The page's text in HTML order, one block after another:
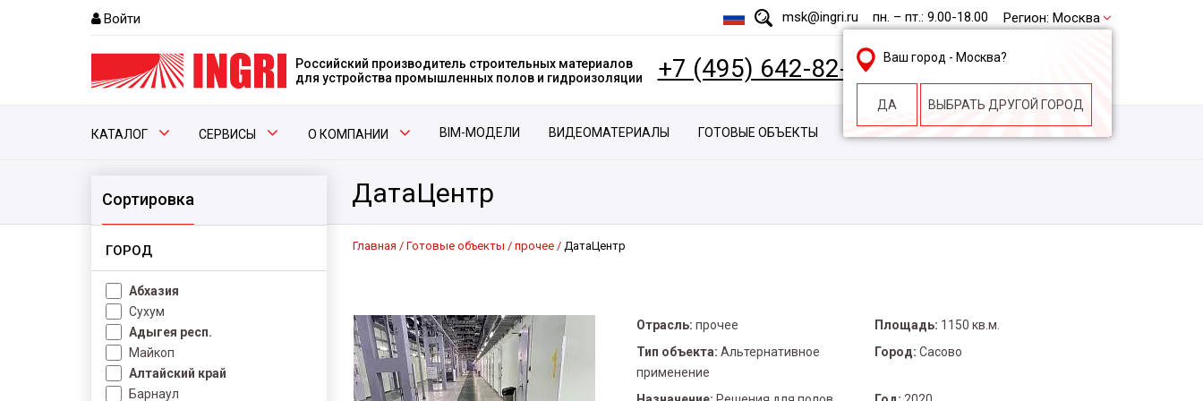
Войти msk@ingri.ru пн. – пт.: 9.00-18.00 Регион: Москва
Ваш город - Москва?
ДА ВЫБРАТЬ ДРУГОЙ ГОРОД
Российский производитель строительных материалов
для устройства промышленных полов и гидроизоляции
+7 (495) 642-82-62
КАТАЛОГ СЕРВИСЫ О КОМПАНИИ BIM-МОДЕЛИ ВИДЕОМАТЕРИАЛЫ ГОТОВЫЕ ОБЪЕКТЫ
ДатаЦентр
Сортировка
ГОРОД
Абхазия
Сухум
Адыгея респ.
Майкоп
Алтайский край
Барнаул
Главная Готовые объекты прочее ДатаЦентр
Отрасль: прочее Площадь: 1150 кв.м.
Тип объекта: Альтернативное
применение
Город: Сасово